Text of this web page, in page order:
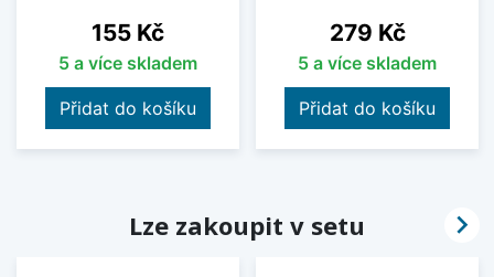
Cena
155 Kč
5 a více skladem
Přidat do košíku
Cena
279 Kč
5 a více skladem
Přidat do košíku
Lze zakoupit v setu 